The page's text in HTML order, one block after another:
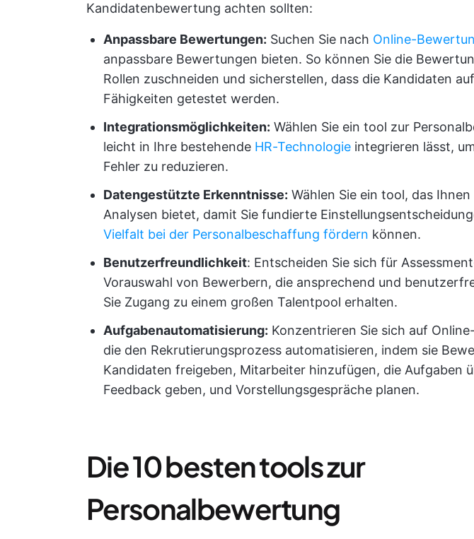
Kandidatenbewertung achten sollten:
Anpassbare Bewertungen: Suchen Sie nach Online-
anpassbare Bewertungen bieten. So können Sie die
Rollen zuschneiden und sicherstellen, dass die Kandidaten
Fähigkeiten getestet werden.
Integrationsmöglichkeiten: Wählen Sie ein tool zur
leicht in Ihre bestehende HR-Technologie integrieren lässt,
Fehler zu reduzieren.
Datengestützte Erkenntnisse: Wählen Sie ein tool, das
Analysen bietet, damit Sie fundierte
Vielfalt bei der Personalbeschaffung fördern können.
Benutzerfreundlichkeit: Entscheiden Sie sich für
Vorauswahl von Bewerbern, die ansprechend und
Sie Zugang zu einem großen Talentpool erhalten.
Aufgabenautomatisierung: Konzentrieren Sie sich auf
die den Rekrutierungsprozess automatisieren, indem sie
Kandidaten freigeben, Mitarbeiter hinzufügen, die Aufgaben
Feedback geben, und Vorstellungsgespräche planen.
Die 10 besten tools zur
Personalbewertung